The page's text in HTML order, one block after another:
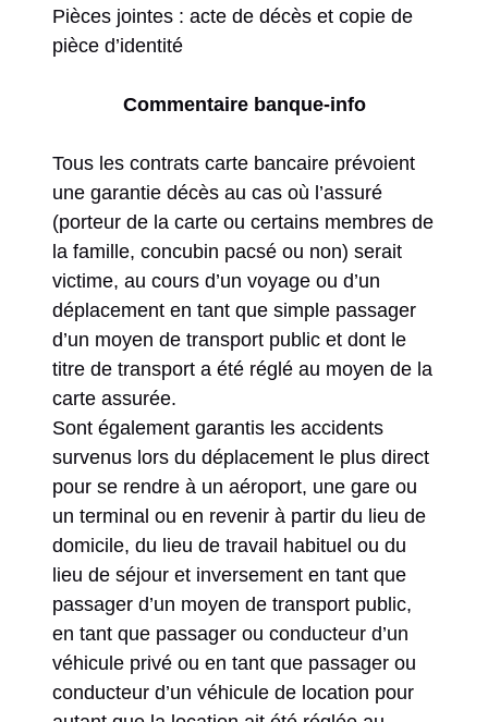
Pièces jointes : acte de décès et copie de
pièce d’identité
Commentaire banque-info
Tous les contrats carte bancaire prévoient
une garantie décès au cas où l’assuré
(porteur de la carte ou certains membres de
la famille, concubin pacsé ou non) serait
victime, au cours d’un voyage ou d’un
déplacement en tant que simple passager
d’un moyen de transport public et dont le
titre de transport a été réglé au moyen de la
carte assurée.
Sont également garantis les accidents
survenus lors du déplacement le plus direct
pour se rendre à un aéroport, une gare ou
un terminal ou en revenir à partir du lieu de
domicile, du lieu de travail habituel ou du
lieu de séjour et inversement en tant que
passager d’un moyen de transport public,
en tant que passager ou conducteur d’un
véhicule privé ou en tant que passager ou
conducteur d’un véhicule de location pour